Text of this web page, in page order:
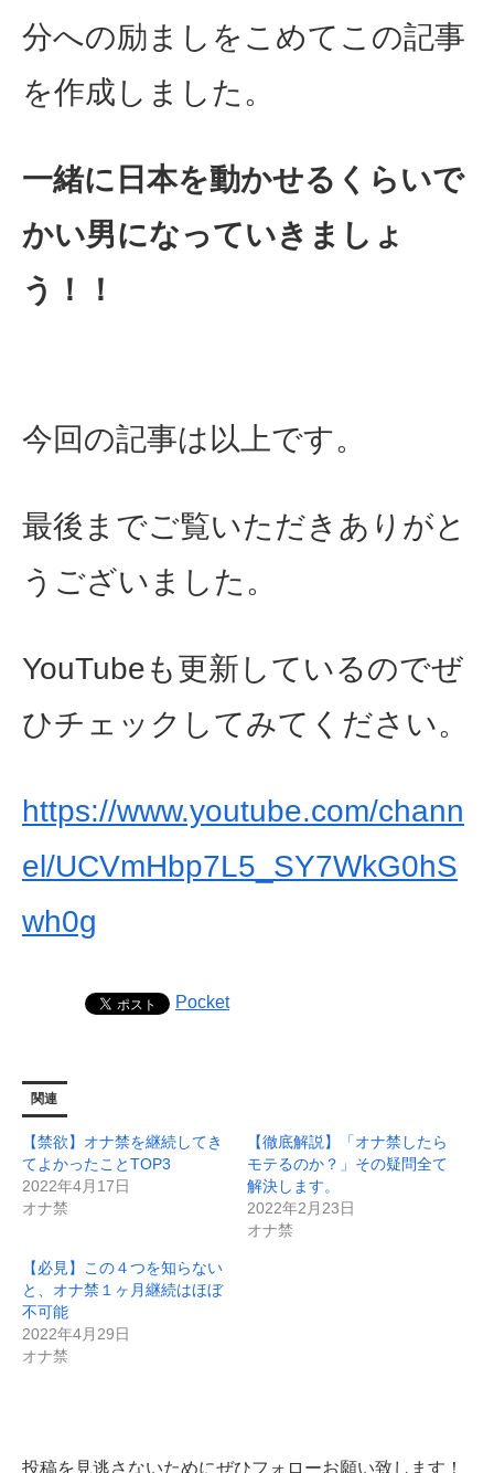
分への励ましをこめてこの記事
を作成しました。
一緒に日本を動かせるくらいで
かい男になっていきましょ
う！！
今回の記事は以上です。
最後までご覧いただきありがと
うございました。
YouTubeも更新しているのでぜ
ひチェックしてみてください。
https://www.youtube.com/chann
el/UCVmHbp7L5_SY7WkG0hS
wh0g
Pocket
関連
【禁欲】オナ禁を継続してき
てよかったことTOP3
2022年4月17日
オナ禁
【徹底解説】「オナ禁したら
モテるのか？」その疑問全て
解決します。
2022年2月23日
オナ禁
【必見】この４つを知らない
と、オナ禁１ヶ月継続はほぼ
不可能
2022年4月29日
オナ禁
投稿を見逃さないためにぜひフォローお願い致します！